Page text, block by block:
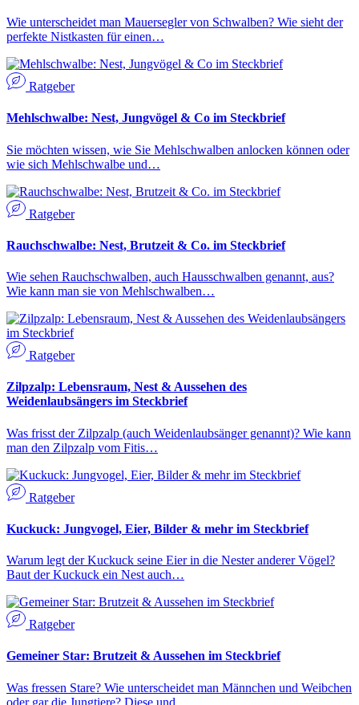
Wie unterscheidet man Mauersegler von Schwalben? Wie sieht der
perfekte Nistkasten für einen…
Ratgeber
Mehlschwalbe: Nest, Jungvögel & Co im Steckbrief
Sie möchten wissen, wie Sie Mehlschwalben anlocken können oder
wie sich Mehlschwalbe und…
Ratgeber
Rauchschwalbe: Nest, Brutzeit & Co. im Steckbrief
Wie sehen Rauchschwalben, auch Hausschwalben genannt, aus?
Wie kann man sie von Mehlschwalben…
Ratgeber
Zilpzalp: Lebensraum, Nest & Aussehen des
Weidenlaubsängers im Steckbrief
Was frisst der Zilpzalp (auch Weidenlaubsänger genannt)? Wie kann
man den Zilpzalp vom Fitis…
Ratgeber
Kuckuck: Jungvogel, Eier, Bilder & mehr im Steckbrief
Warum legt der Kuckuck seine Eier in die Nester anderer Vögel?
Baut der Kuckuck ein Nest auch…
Ratgeber
Gemeiner Star: Brutzeit & Aussehen im Steckbrief
Was fressen Stare? Wie unterscheidet man Männchen und Weibchen
oder gar die Jungtiere? Diese und…